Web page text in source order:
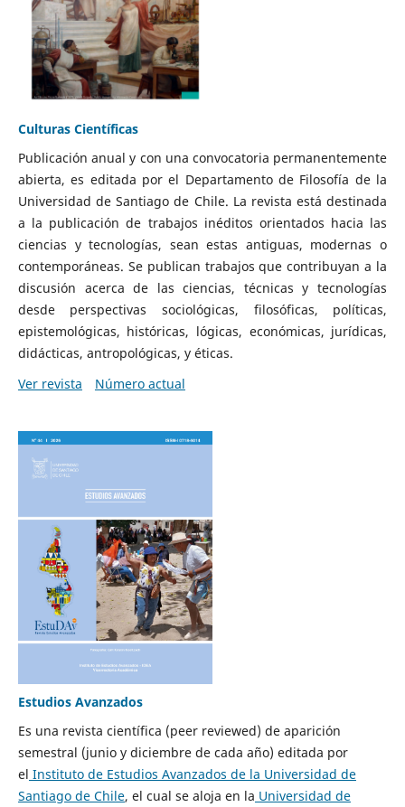
Culturas Científicas
Publicación anual y con una convocatoria permanentemente
abierta, es editada por el Departamento de Filosofía de la
Universidad de Santiago de Chile. La revista está destinada
a la publicación de trabajos inéditos orientados hacia las
ciencias y tecnologías, sean estas antiguas, modernas o
contemporáneas. Se publican trabajos que contribuyan a la
discusión acerca de las ciencias, técnicas y tecnologías
desde perspectivas sociológicas, filosóficas, políticas,
epistemológicas, históricas, lógicas, económicas, jurídicas,
didácticas, antropológicas, y éticas.
Ver revista
Número actual
Estudios Avanzados
Es una revista científica (peer reviewed) de aparición
semestral (junio y diciembre de cada año) editada por
el Instituto de Estudios Avanzados de la Universidad de
Santiago de Chile, el cual se aloja en la Universidad de